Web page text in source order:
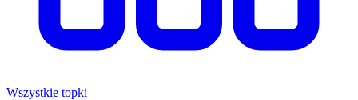
Wszystkie topki